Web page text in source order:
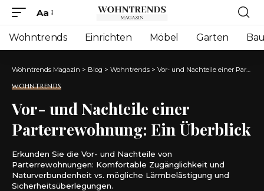
Font
Resizer
Aa
Wohntrends Einrichten Möbel Garten
Wohntrends Magazin > Blog > Wohntrends > Vor- und Nachteile einer Parterrewohnung: Ein Überblick
WOHNTRENDS
Vor- und Nachteile einer
Parterrewohnung: Ein Überblick
Erkunden Sie die Vor- und Nachteile von
Parterrewohnungen: Komfortable Zugänglichkeit und
Naturverbundenheit vs. mögliche Lärmbelästigung und
Sicherheitsüberlegungen.